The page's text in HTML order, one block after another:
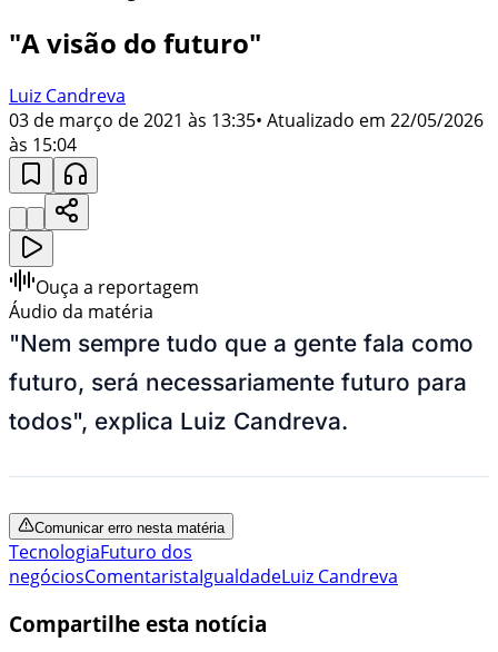
"A visão do futuro"
Luiz Candreva
03 de março de 2021 às 13:35• Atualizado em 22/05/2026
às 15:04
Ouça a reportagem
Áudio da matéria
"Nem sempre tudo que a gente fala como
futuro, será necessariamente futuro para
todos", explica Luiz Candreva.
Comunicar erro nesta matéria
TecnologiaFuturo dos
negóciosComentaristaIgualdadeLuiz Candreva
Compartilhe esta notícia